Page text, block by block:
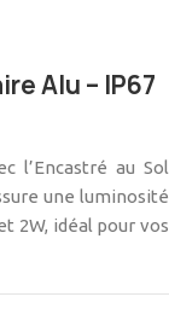
Alu – IP67
l’Encastré au Sol
une luminosité
2W, idéal pour vos